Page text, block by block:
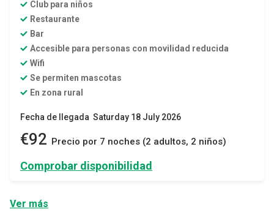
Club para niños
Restaurante
Bar
Accesible para personas con movilidad reducida
Wifi
Se permiten mascotas
En zona rural
Fecha de llegada Saturday 18 July 2026
€92 Precio por 7 noches (2 adultos, 2 niños)
Comprobar disponibilidad
Ver más